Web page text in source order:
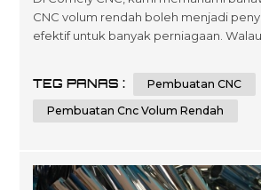
CNC volum rendah boleh menjadi
efektif untuk banyak perniagaan.
kami akan meneroka tujuh faktor
memberi kesan kepada harga
TEG PANAS :
Pembuatan CNC
Pembuatan Cnc Volum Rendah